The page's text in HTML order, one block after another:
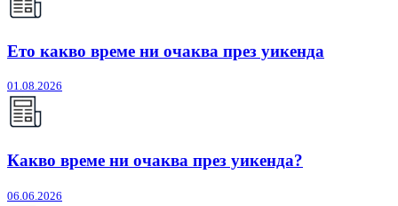
Ето какво време ни очаква през уикенда
01.08.2026
Какво време ни очаква през уикенда?
06.06.2026